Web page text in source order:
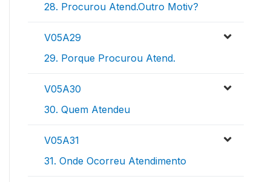
28. Procurou Atend.Outro Motiv?
V05A29
29. Porque Procurou Atend.
V05A30
30. Quem Atendeu
V05A31
31. Onde Ocorreu Atendimento